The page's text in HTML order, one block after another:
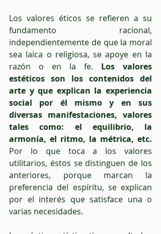
Los valores éticos se refieren a su
fundamento racional,
independientemente de que la moral
sea laica o religiosa, se apoye en la
razón o en la fe. Los valores
estéticos son los contenidos del
arte y que explican la experiencia
social por él mismo y en sus
diversas manifestaciones, valores
tales como: el equilibrio, la
Por lo que toca a los valores
utilitarios, éstos se distinguen de los
anteriores, porque marcan la
preferencia del espíritu, se explican
por el interés que satisface una o
varias necesidades.